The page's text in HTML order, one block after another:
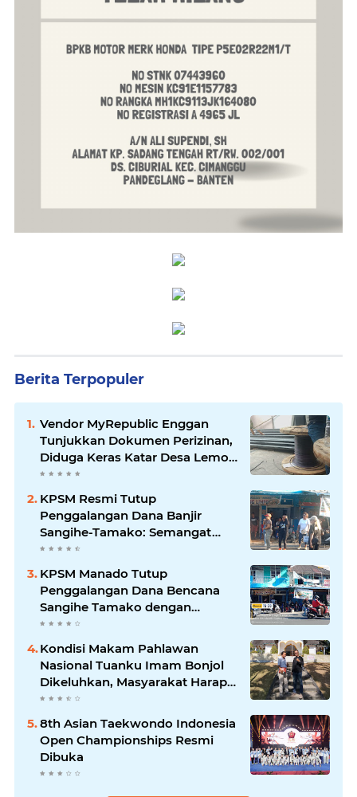
Berita Terpopuler
Vendor MyRepublic Enggan
Tunjukkan Dokumen Perizinan,
Diduga Keras Katar Desa Lemo
Disebut Handle Kordinasi
KPSM Resmi Tutup
Penggalangan Dana Banjir
Sangihe-Tamako: Semangat
Kebersamaan & Solidaritas
KPSM Manado Tutup
Penggalangan Dana Bencana
Sangihe Tamako dengan
Semangat Tinggi, Dihadiri
Kondisi Makam Pahlawan
Nasional Tuanku Imam Bonjol
Dikeluhkan, Masyarakat Harap
Pemerintah Segera Lakukan
8th Asian Taekwondo Indonesia
Open Championships Resmi
Dibuka